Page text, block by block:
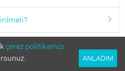
dikkat!
çerez politikamızı
ANLADIM